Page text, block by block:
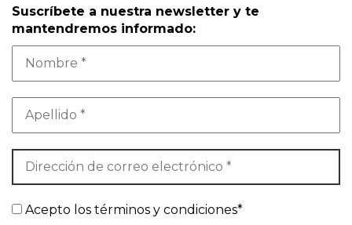
Suscríbete a nuestra newsletter y te
mantendremos informado:
Acepto los términos y condiciones*